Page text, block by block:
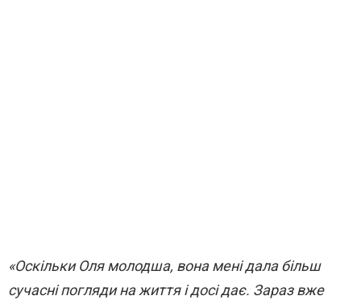
«Оскільки Оля молодша, вона мені дала більш
сучасні погляди на життя і досі дає. Зараз вже